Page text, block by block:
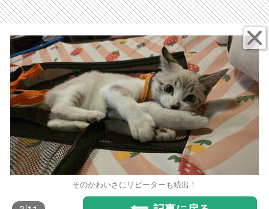
そのかわいさにリピーターも続出！